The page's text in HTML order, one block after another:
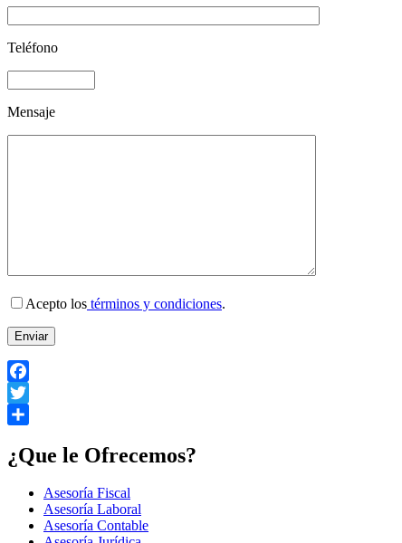
Teléfono
Mensaje
Acepto los términos y condiciones.
Facebook
Twitter
¿Que le Ofrecemos?
Asesoría Fiscal
Asesoría Laboral
Asesoría Contable